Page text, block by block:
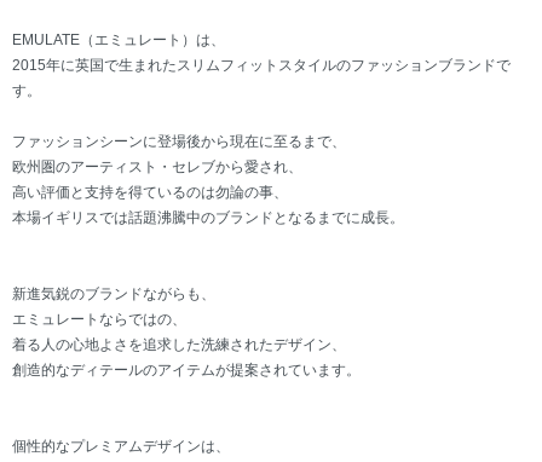
EMULATE（エミュレート）は、
2015年に英国で生まれたスリムフィットスタイルのファッションブランドで
す。
ファッションシーンに登場後から現在に至るまで、
欧州圏のアーティスト・セレブから愛され、
高い評価と支持を得ているのは勿論の事、
本場イギリスでは話題沸騰中のブランドとなるまでに成長。
新進気鋭のブランドながらも、
エミュレートならではの、
着る人の心地よさを追求した洗練されたデザイン、
創造的なディテールのアイテムが提案されています。
個性的なプレミアムデザインは、